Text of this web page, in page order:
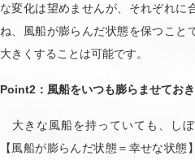
な変化は望めませんが、それぞれに
ね、風船が膨らんだ状態を保つこと
大きくすることは可能です。
Point2：風船をいつも膨らませておき
大きな風船を持っていても、しぼ
【風船が膨らんだ状態＝幸せな状